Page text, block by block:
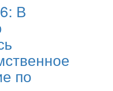
В
по